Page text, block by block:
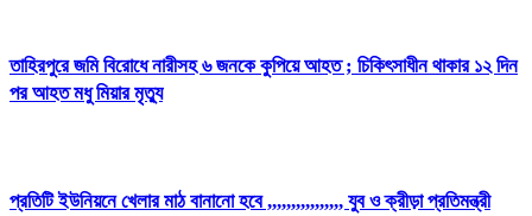
তাহিরপুরে জমি বিরোধে নারীসহ ৬ জনকে কুপিয়ে আহত ; চিকিৎসাধীন থাকার ১২ দিন
পর আহত মধু মিয়ার মৃত্যু
প্রতিটি ইউনিয়নে খেলার মাঠ বানানো হবে ,,,,,,,,,,,,,,,, যুব ও ক্রীড়া প্রতিমন্ত্রী